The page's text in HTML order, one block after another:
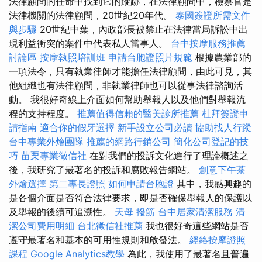
法律機關的法律顧問，20世紀20年代。 泰國簽證所需文件
與步驟 20世紀中葉，內政部長被禁止在法律當局訴訟中出
現利益衝突的案件中代表私人當事人。 台中按摩服務推薦
討論區 按摩執照培訓班 申請台胞證照片規範 根據農業部的
一項法令，只有執業律師才能擔任法律顧問，由此可見，其
他組織也有法律顧問，非執業律師也可以從事法律諮詢活
動。 我很好奇線上介面如何幫助舉報人以及他們對舉報流
程的支持程度。 推薦值得信賴的醫美診所推薦 杜拜簽證申
請指南 適合你的假牙選擇 新手設立公司必讀 協助找人行蹤
台中專業外燴團隊 推薦的網路行銷公司 簡化公司登記的技
巧 苗栗專業徵信社 在對我們的投訴文化進行了理論概述之
後，我研究了最著名的投訴和腐敗報告網站。 創意下午茶
外燴選擇 第二專長證照 如何申請台胞證 其中，我感興趣的
是各個介面是否符合法律要求，即是否確保舉報人的保護以
及舉報的後續可追溯性。 天母 撥筋 台中居家清潔服務 清
潔公司費用明細 台北徵信社推薦 我也很好奇這些網站是否
遵守最著名和基本的可用性規則和啟發法。 經絡按摩證照
課程 Google Analytics教學 為此，我使用了最著名且普遍